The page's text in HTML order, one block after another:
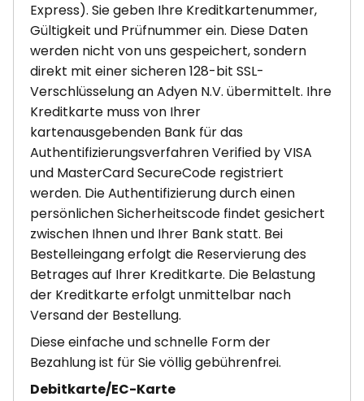
Express). Sie geben Ihre Kreditkartenummer,
Gültigkeit und Prüfnummer ein. Diese Daten
werden nicht von uns gespeichert, sondern
direkt mit einer sicheren 128-bit SSL-
Verschlüsselung an Adyen N.V. übermittelt. Ihre
Kreditkarte muss von Ihrer
kartenausgebenden Bank für das
Authentifizierungsverfahren Verified by VISA
und MasterCard SecureCode registriert
werden. Die Authentifizierung durch einen
persönlichen Sicherheitscode findet gesichert
zwischen Ihnen und Ihrer Bank statt. Bei
Bestelleingang erfolgt die Reservierung des
Betrages auf Ihrer Kreditkarte. Die Belastung
der Kreditkarte erfolgt unmittelbar nach
Versand der Bestellung.
Diese einfache und schnelle Form der
Bezahlung ist für Sie völlig gebührenfrei.
Debitkarte/EC-Karte